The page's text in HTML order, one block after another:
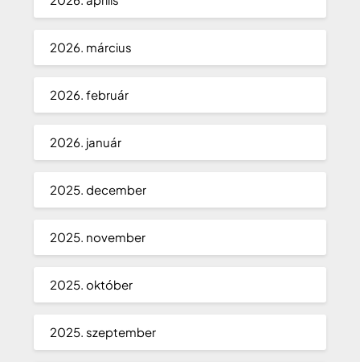
2026. március
2026. február
2026. január
2025. december
2025. november
2025. október
2025. szeptember